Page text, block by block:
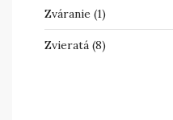
Zváranie (1)
Zvieratá (8)